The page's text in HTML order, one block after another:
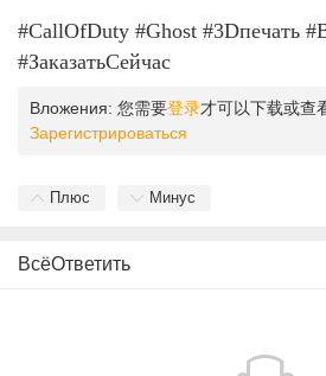
#CallOfDuty #Ghost #3Dпечать
#ЗаказатьСейчас
Вложения: 您需要登录才可以下载或查
Зарегистрироваться
Плюс Минус
ВсёОтветить